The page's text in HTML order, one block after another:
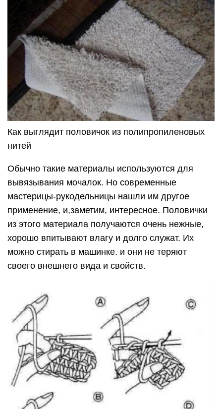
Как выглядит половичок из полипропиленовых
нитей
Обычно такие материалы используются для
вывязывания мочалок. Но современные
мастерицы-рукодельницы нашли им другое
применение, и,заметим, интересное. Половички
из этого материала получаются очень нежные,
хорошо впитывают влагу и долго служат. Их
можно стирать в машинке. и они не теряют
своего внешнего вида и свойств.